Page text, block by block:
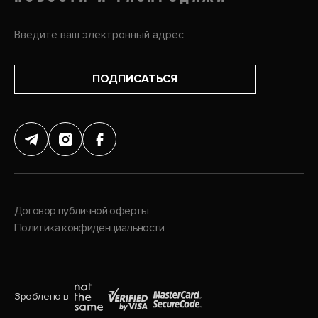
ПОДПИСАТЬСЯ
Договор публичной оферты
Политика конфиденциальности
Зроблено в